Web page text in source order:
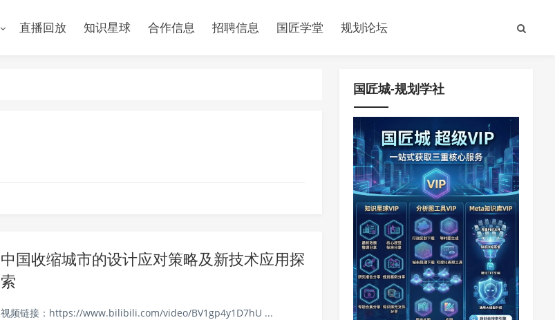
直播回放 知识星球 合作信息 招聘信息 国匠学堂 规划论坛
中国收缩城市的设计应对策略及新技术应用探
索
视频链接：https://www.bilibili.com/video/BV1gp4y1D7hU ...
国匠城-规划学社